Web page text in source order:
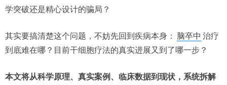
学突破还是精心设计的骗局？
其实要搞清楚这个问题，不妨先回到疾病本身： 脑卒中 治疗
到底难在哪？目前干细胞疗法的真实进展又到了哪一步？
本文将从科学原理、真实案例、临床数据到现状，系统拆解